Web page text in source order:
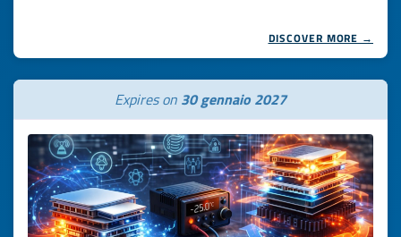
DISCOVER MORE →
Expires on 30 gennaio 2027